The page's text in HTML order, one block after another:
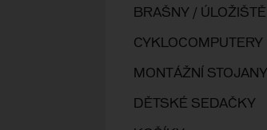
BRAŠNY / ÚLOŽIŠTĚ
CYKLOCOMPUTERY
MONTÁŽNÍ STOJANY
DĚTSKÉ SEDAČKY